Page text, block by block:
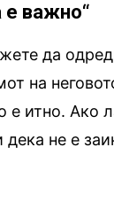
е важно“
да
на
е итно. Ако
дека не е